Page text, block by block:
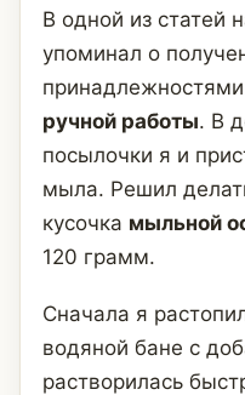
В одной из статей
упоминал о
ручной работы. В
посылочки я и
мыла. Решил
кусочка мыльной
120 грамм.
Сначала я
водяной бане с
растворилась